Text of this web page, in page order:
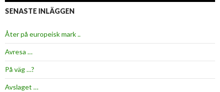
SENASTE INLÄGGEN
Åter på europeisk mark ..
Avresa …
På väg …?
Avslaget …